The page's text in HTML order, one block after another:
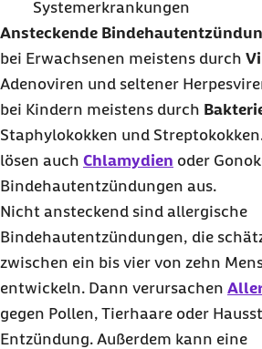
Systemerkrankungen
Ansteckende
bei Erwachsenen meistens durch
Adenoviren und seltener
bei Kindern meistens durch
Staphylokokken und
lösen auch Chlamydien oder
Bindehautentzündungen aus.
Nicht ansteckend sind allergische
Bindehautentzündungen, die
zwischen ein bis vier von zehn
entwickeln. Dann verursachen
gegen Pollen, Tierhaare oder
Entzündung. Außerdem kann eine